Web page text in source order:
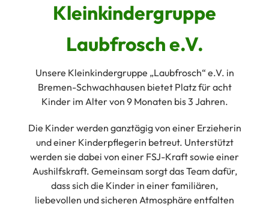
Kleinkindergruppe
Laubfrosch e.V.
Unsere Kleinkindergruppe „Laubfrosch“ e.V. in
Bremen-Schwachhausen bietet Platz für acht
Kinder im Alter von 9 Monaten bis 3 Jahren.
Die Kinder werden ganztägig von einer Erzieherin
und einer Kinderpflegerin betreut. Unterstützt
werden sie dabei von einer FSJ-Kraft sowie einer
Aushilfskraft. Gemeinsam sorgt das Team dafür,
dass sich die Kinder in einer familiären,
liebevollen und sicheren Atmosphäre entfalten